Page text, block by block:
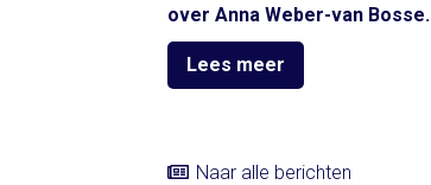
over Anna Weber-van Bosse.
Lees meer
Naar alle berichten